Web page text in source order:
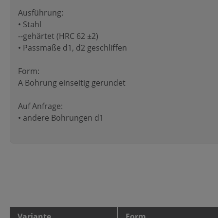
Ausführung:
• Stahl
--gehärtet (HRC 62 ±2)
• Passmaße d1, d2 geschliffen
Form:
A Bohrung einseitig gerundet
Auf Anfrage:
• andere Bohrungen d1